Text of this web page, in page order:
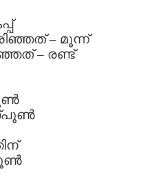
– മൂന്ന്
– രണ്ട്